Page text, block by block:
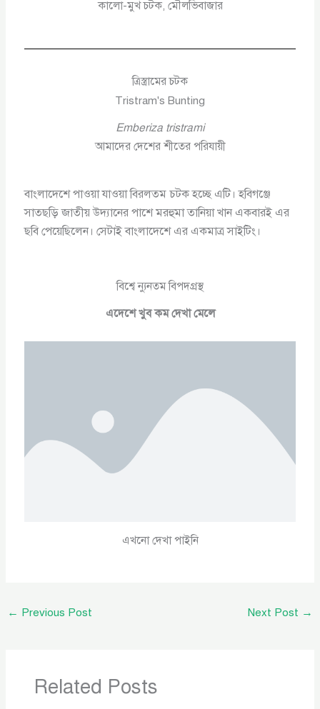
কালো-মুখ চটক, মৌলভিবাজার
ত্রিস্ত্রামের চটক
Tristram's Bunting
Emberiza tristrami
আমাদের দেশের শীতের পরিযায়ী
বাংলাদেশে পাওয়া যাওয়া বিরলতম চটক হচ্ছে এটি। হবিগঞ্জে
সাতছড়ি জাতীয় উদ্যানের পাশে মরহুমা তানিয়া খান একবারই এর
ছবি পেয়েছিলেন। সেটাই বাংলাদেশে এর একমাত্র সাইটিং।
বিশ্বে ন্যুনতম বিপদগ্রস্থ
এদেশে খুব কম দেখা মেলে
এখনো দেখা পাইনি
← Previous Post Next Post →
Related Posts